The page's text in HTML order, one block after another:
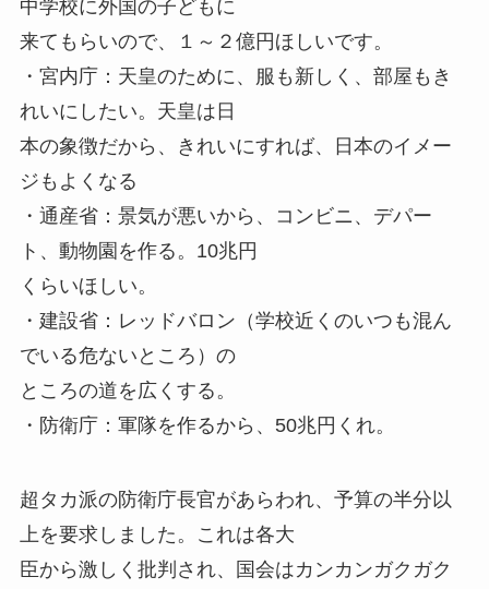
中学校に外国の子どもに
来てもらいので、１～２億円ほしいです。
・宮内庁：天皇のために、服も新しく、部屋もき
れいにしたい。天皇は日
本の象徴だから、きれいにすれば、日本のイメー
ジもよくなる
・通産省：景気が悪いから、コンビニ、デパー
ト、動物園を作る。10兆円
くらいほしい。
・建設省：レッドバロン（学校近くのいつも混ん
でいる危ないところ）の
ところの道を広くする。
・防衛庁：軍隊を作るから、50兆円くれ。
超タカ派の防衛庁長官があらわれ、予算の半分以
上を要求しました。これは各大
臣から激しく批判され、国会はカンカンガクガク